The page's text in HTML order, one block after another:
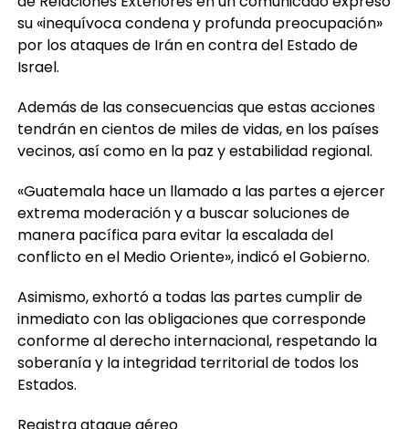
El Gobierno de Guatemala, a través del Ministerio
de Relaciones Exteriores en un comunicado expresó
su «inequívoca condena y profunda preocupación»
por los ataques de Irán en contra del Estado de
Israel.
Además de las consecuencias que estas acciones
tendrán en cientos de miles de vidas, en los países
vecinos, así como en la paz y estabilidad regional.
«Guatemala hace un llamado a las partes a ejercer
extrema moderación y a buscar soluciones de
manera pacífica para evitar la escalada del
conflicto en el Medio Oriente», indicó el Gobierno.
Asimismo, exhortó a todas las partes cumplir de
inmediato con las obligaciones que corresponde
conforme al derecho internacional, respetando la
soberanía y la integridad territorial de todos los
Estados.